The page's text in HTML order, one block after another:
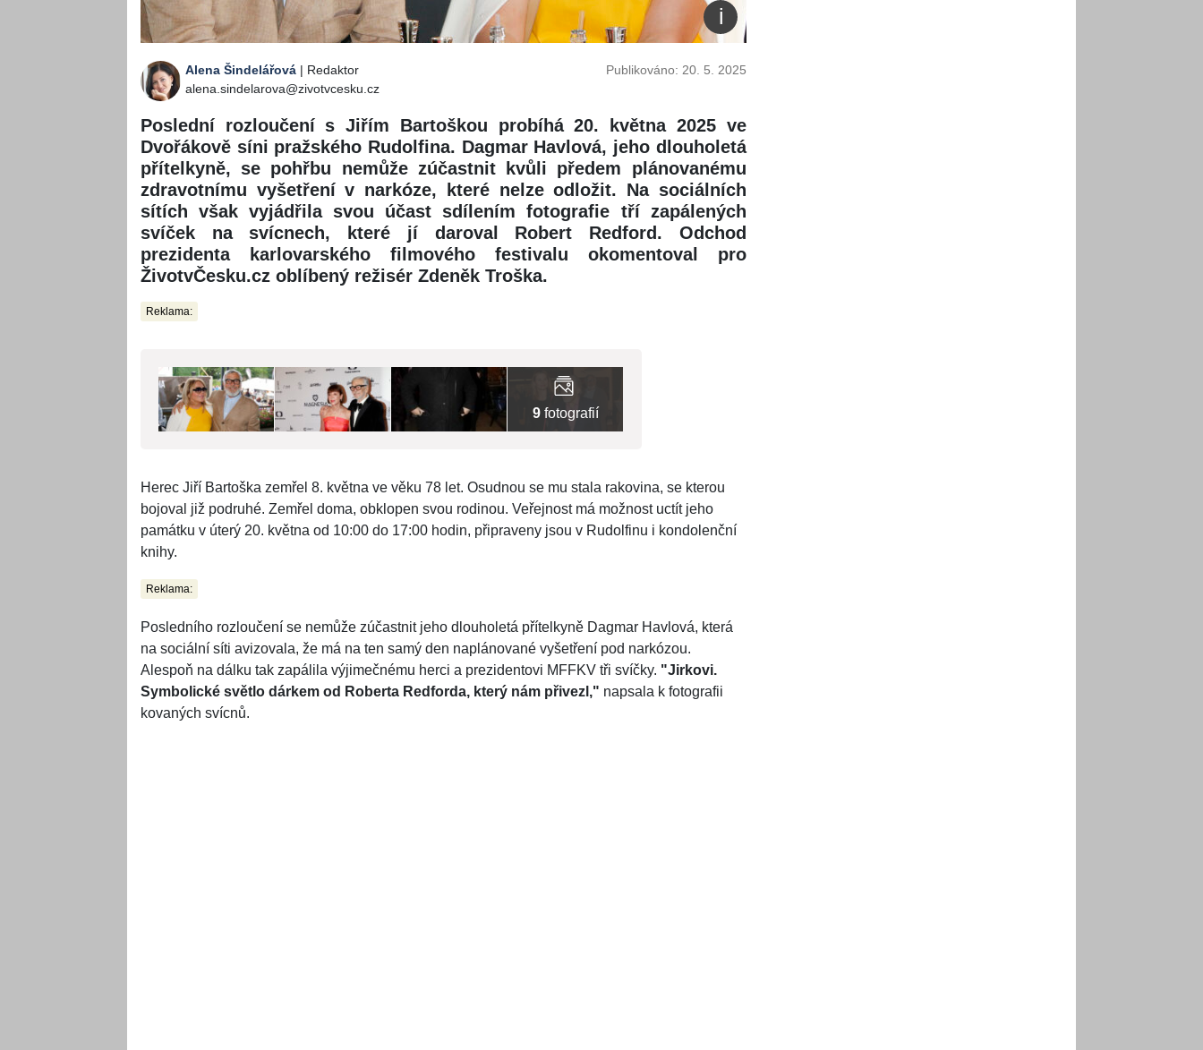
Alena Šindelářová | Redaktor
alena.sindelarova@zivotvcesku.cz
Publikováno: 20. 5. 2025
Poslední rozloučení s Jiřím Bartoškou probíhá 20. května 2025 ve
Dvořákově síni pražského Rudolfina. Dagmar Havlová, jeho dlouholetá
přítelkyně, se pohřbu nemůže zúčastnit kvůli předem plánovanému
zdravotnímu vyšetření v narkóze, které nelze odložit. Na sociálních
sítích však vyjádřila svou účast sdílením fotografie tří zapálených
svíček na svícnech, které jí daroval Robert Redford. Odchod
prezidenta karlovarského filmového festivalu okomentoval pro
ŽivotvČesku.cz oblíbený režisér Zdeněk Troška.
Reklama:
9fotografií
Herec Jiří Bartoška zemřel 8. května ve věku 78 let. Osudnou se mu stala rakovina, se kterou
bojoval již podruhé. Zemřel doma, obklopen svou rodinou. Veřejnost má možnost uctít jeho
památku v úterý 20. května od 10:00 do 17:00 hodin, připraveny jsou v Rudolfinu i kondolenční
knihy.
Reklama:
Posledního rozloučení se nemůže zúčastnit jeho dlouholetá přítelkyně Dagmar Havlová, která
na sociální síti avizovala, že má na ten samý den naplánované vyšetření pod narkózou.
Alespoň na dálku tak zapálila výjimečnému herci a prezidentovi MFFKV tři svíčky. "Jirkovi.
Symbolické světlo dárkem od Roberta Redforda, který nám přivezl," napsala k fotografii
kovaných svícnů.